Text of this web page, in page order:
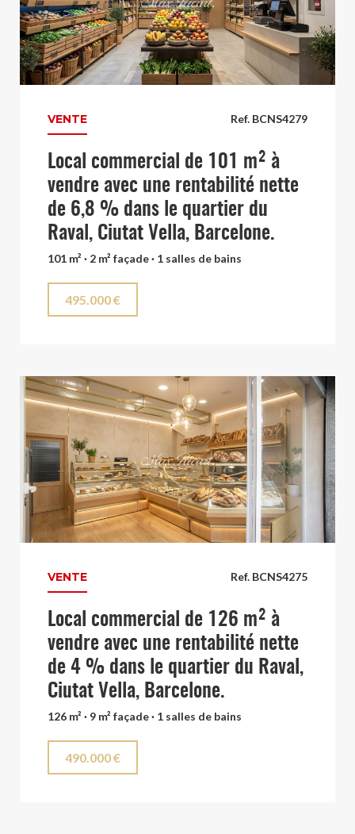
Ref. BCNS4279
VENTE
Local commercial de 101 m² à
vendre avec une rentabilité nette
de 6,8 % dans le quartier du
Raval, Ciutat Vella, Barcelone.
101 m² · 2 m² façade · 1 salles de bains
495.000 €
Ref. BCNS4275
VENTE
Local commercial de 126 m² à
vendre avec une rentabilité nette
de 4 % dans le quartier du Raval,
Ciutat Vella, Barcelone.
126 m² · 9 m² façade · 1 salles de bains
490.000 €